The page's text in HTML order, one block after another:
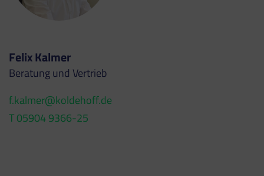
Felix Kalmer
Beratung und Vertrieb
f.kalmer@koldehoff.de
T 05904 9366-25